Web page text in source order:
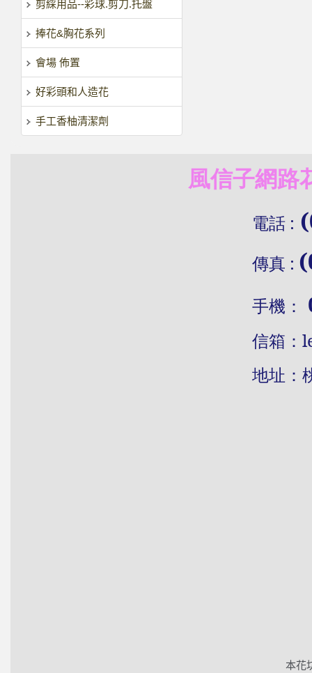
剪綵用品--彩球.剪刀.托盤
捧花&胸花系列
會場 佈置
好彩頭和人造花
手工香柚清潔劑
風信子網路
電話 :
傳真 :
手機：
信箱：
地址：桃園
本花